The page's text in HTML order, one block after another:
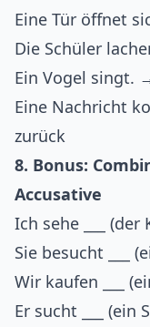
Eine Tür öffnet
Die Schüler
Ein Vogel singt.
Eine Nachricht
zurück
8. Bonus:
Accusative
Ich sehe ___ (der
Sie besucht ___
Wir kaufen ___
Er sucht ___ (ein